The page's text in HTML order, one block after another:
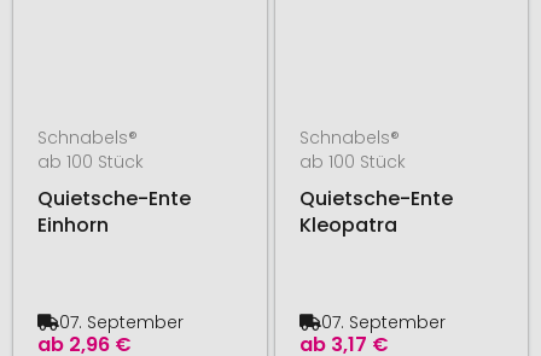
Schnabels®
ab 100 Stück
Quietsche-Ente
Einhorn
ab 2,96 €
07. September
Schnabels®
ab 100 Stück
Quietsche-Ente
Kleopatra
ab 3,17 €
07. September